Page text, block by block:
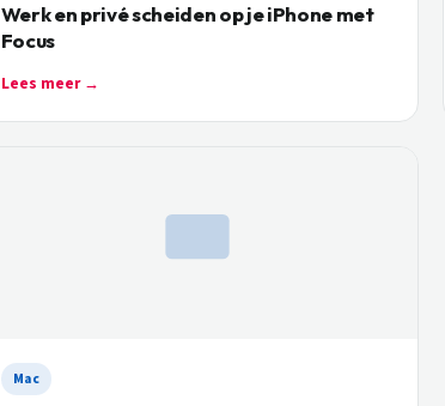
Werk en privé scheiden op je iPhone met
Focus
Lees meer →
Mac